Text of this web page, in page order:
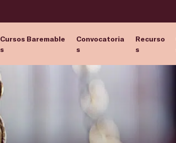
Cursos Baremable
s
Convocatoria
s
Recurso
s